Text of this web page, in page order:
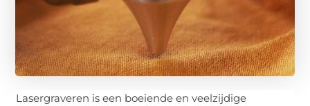
Lasergraveren is een boeiende en veelzijdige